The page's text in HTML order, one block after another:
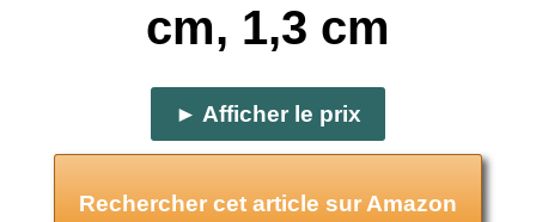
cm, 1,3 cm
► Afficher le prix
Rechercher cet article sur Amazon